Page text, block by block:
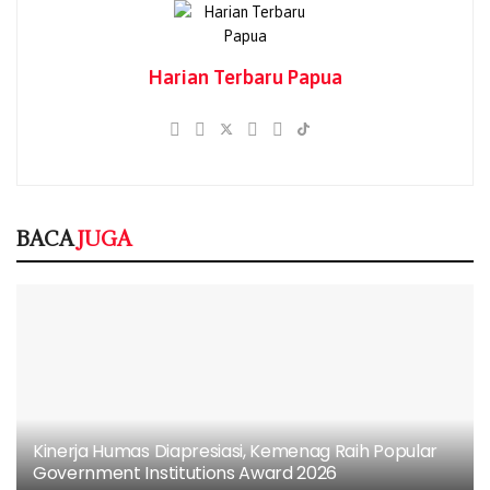
Ikhlas Beramal Jadi Pegangan, Kakanwil
Kemenag Papua Tekankan 38 Layanan
05/08/2026
Kakanwil Kemenag Papua Tegaskan
Terbit 40 Buku Digital Pendidikan Agama
Islam di Sekolah, Sila Unduh di Smart PAI
Ia menambahkan, terdapat beberapa faktor yang
menyebabkan hilal tidak berhasil diamati pada sore hari
Harian Terbaru Papua
BACAJUGA
Kinerja Humas Diapresiasi, Kemenag Raih Popular
Government Institutions Award 2026